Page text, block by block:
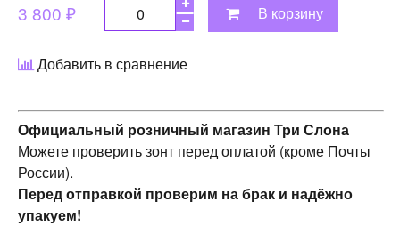
3 800 ₽ В корзину
Добавить в сравнение
Официальный розничный магазин Три Слона
Можете проверить зонт перед оплатой (кроме Почты
России).
Перед отправкой проверим на брак и надёжно
упакуем!